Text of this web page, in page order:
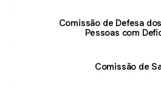
Comissão de Defesa
Pessoas com
Comissão de